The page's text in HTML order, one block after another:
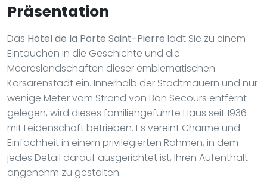
Präsentation
Das Hôtel de la Porte Saint-Pierre lädt Sie zu einem
Eintauchen in die Geschichte und die
Meereslandschaften dieser emblematischen
Korsarenstadt ein. Innerhalb der Stadtmauern und nur
wenige Meter vom Strand von Bon Secours entfernt
gelegen, wird dieses familiengeführte Haus seit 1936
mit Leidenschaft betrieben. Es vereint Charme und
Einfachheit in einem privilegierten Rahmen, in dem
jedes Detail darauf ausgerichtet ist, Ihren Aufenthalt
angenehm zu gestalten.